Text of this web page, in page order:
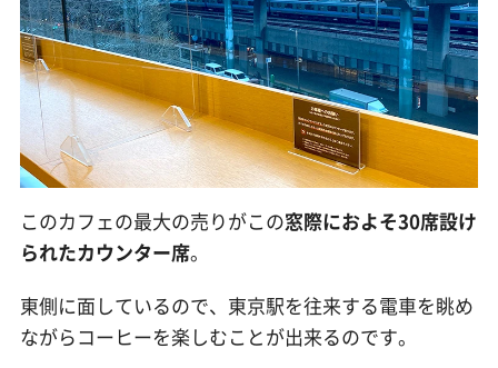
このカフェの最大の売りがこの窓際におよそ30席設け
られたカウンター席。
東側に面しているので、東京駅を往来する電車を眺め
ながらコーヒーを楽しむことが出来るのです。